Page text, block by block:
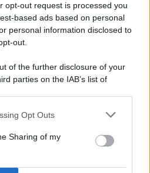
opt-out request is processed you
based ads based on personal
personal information disclosed to
out.
of the further disclosure of your
parties on the IAB’s list of
disclosed by us to third parties
Opt Outs
Sharing of my
35792 – ISCRITTA ALL’ANSO
STAMPA ONLINE)
PRIVACY